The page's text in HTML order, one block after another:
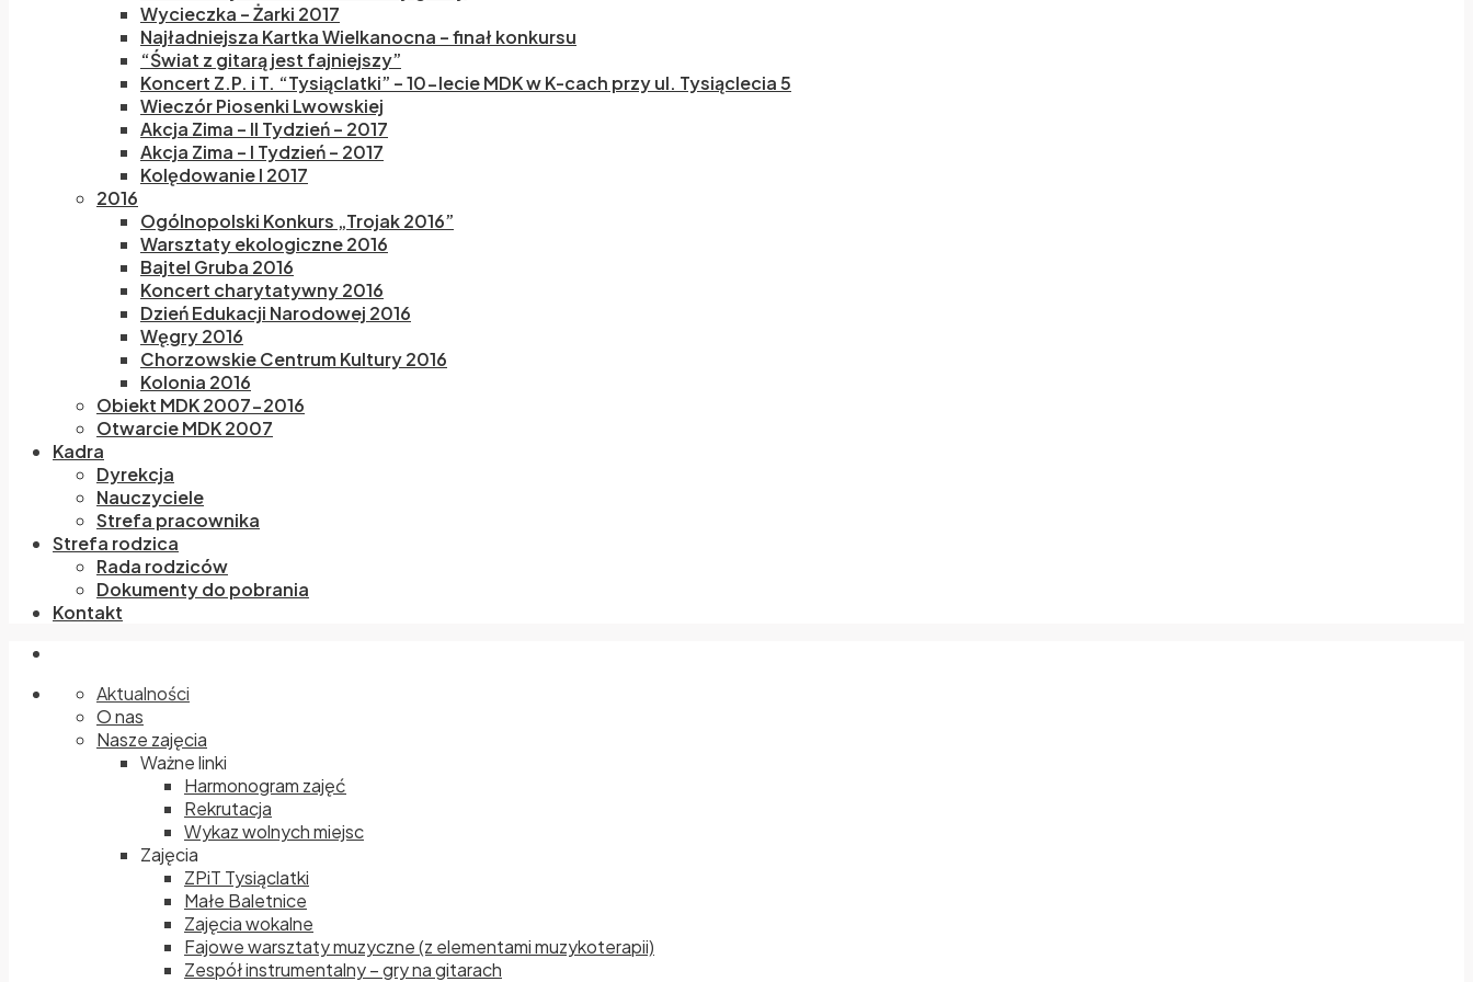
Wycieczka – Żarki 2017
Najładniejsza Kartka Wielkanocna – finał konkursu
“Świat z gitarą jest fajniejszy”
Koncert Z.P. i T. “Tysiąclatki” – 10-lecie MDK w K-cach przy ul. Tysiąclecia 5
Wieczór Piosenki Lwowskiej
Akcja Zima – II Tydzień – 2017
Akcja Zima – I Tydzień – 2017
Kolędowanie I 2017
2016
Ogólnopolski Konkurs „Trojak 2016”
Warsztaty ekologiczne 2016
Bajtel Gruba 2016
Koncert charytatywny 2016
Dzień Edukacji Narodowej 2016
Węgry 2016
Chorzowskie Centrum Kultury 2016
Kolonia 2016
Obiekt MDK 2007-2016
Otwarcie MDK 2007
Kadra
Dyrekcja
Nauczyciele
Strefa pracownika
Strefa rodzica
Rada rodziców
Dokumenty do pobrania
Kontakt
Aktualności
O nas
Nasze zajęcia
Ważne linki
Harmonogram zajęć
Rekrutacja
Wykaz wolnych miejsc
Zajęcia
ZPiT Tysiąclatki
Małe Baletnice
Zajęcia wokalne
Fajowe warsztaty muzyczne (z elementami muzykoterapii)
Zespół instrumentalny – gry na gitarach